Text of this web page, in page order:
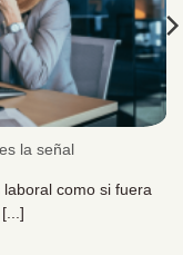
la señal
como si fuera